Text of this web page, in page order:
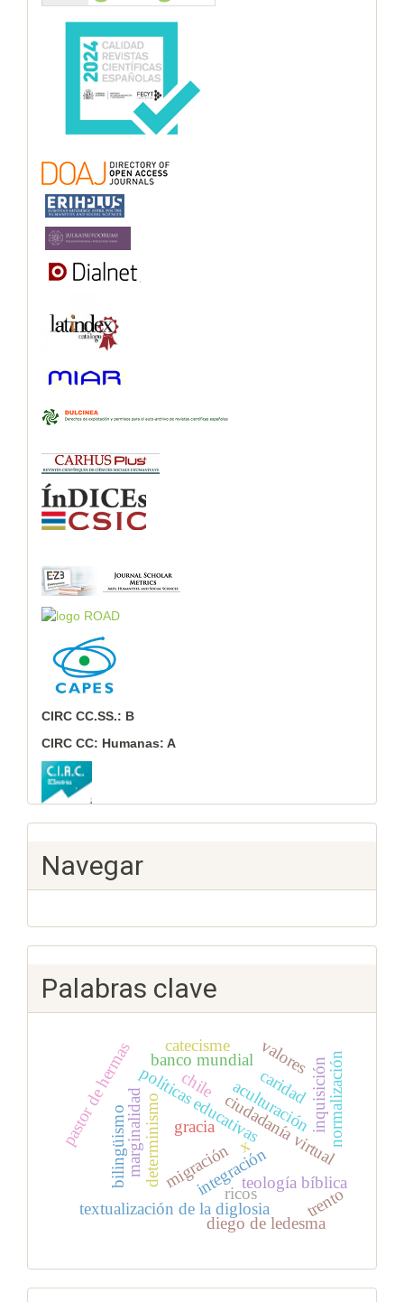
CIRC CC.SS.: B
CIRC CC: Humanas: A
Navegar
Palabras clave
x
políticas educativas
pastor de hermasmarginalidad integración
ricos
ciudadanía virtual
teología bíblica
banco mundial
migración
textualización de la diglosia
aculturación
bilingüismodeterminismo gracia inquisición
caridad
chile
valores normalización
catecisme
diego de ledesma
trento